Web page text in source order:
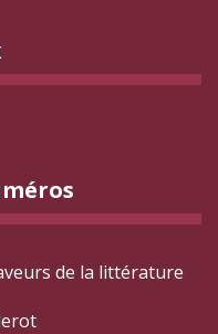
de la littérature